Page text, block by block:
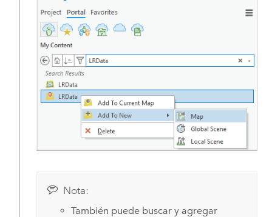
Nota:
También puede buscar y agregar